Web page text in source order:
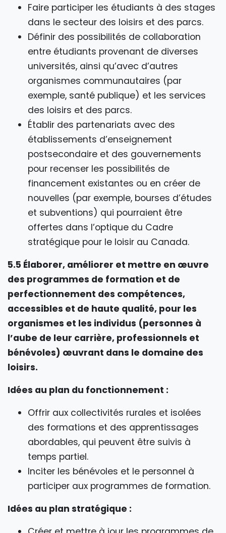
Faire participer les étudiants à des stages
dans le secteur des loisirs et des parcs.
Définir des possibilités de collaboration
entre étudiants provenant de diverses
universités, ainsi qu’avec d’autres
organismes communautaires (par
exemple, santé publique) et les services
des loisirs et des parcs.
Établir des partenariats avec des
établissements d’enseignement
postsecondaire et des gouvernements
pour recenser les possibilités de
financement existantes ou en créer de
nouvelles (par exemple, bourses d’études
et subventions) qui pourraient être
offertes dans l’optique du Cadre
stratégique pour le loisir au Canada.
5.5 Élaborer, améliorer et mettre en œuvre
des programmes de formation et de
perfectionnement des compétences,
accessibles et de haute qualité, pour les
organismes et les individus (personnes à
l’aube de leur carrière, professionnels et
bénévoles) œuvrant dans le domaine des
loisirs.
Idées au plan du fonctionnement :
Offrir aux collectivités rurales et isolées
des formations et des apprentissages
abordables, qui peuvent être suivis à
temps partiel.
Inciter les bénévoles et le personnel à
participer aux programmes de formation.
Idées au plan stratégique :